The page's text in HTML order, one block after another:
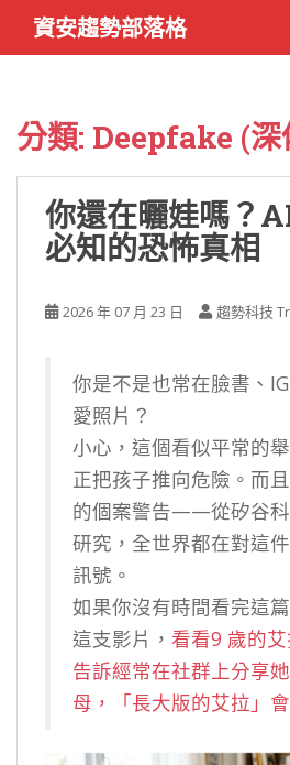
i
資安趨勢部落格
分類: Deepfake (深
你還在曬娃嗎？
必知的恐怖真相
2026 年 07 月 23 日 趨勢科技
你是不是也常在臉書、
愛照片？
小心，這個看似平常的
正把孩子推向危險。而
的個案警告——從矽谷
研究，全世界都在對這
訊號。
如果你沒有時間看完這
這支影片， 看看9 歲的
告訴經常在社群上分享
母，「長大版的艾拉」